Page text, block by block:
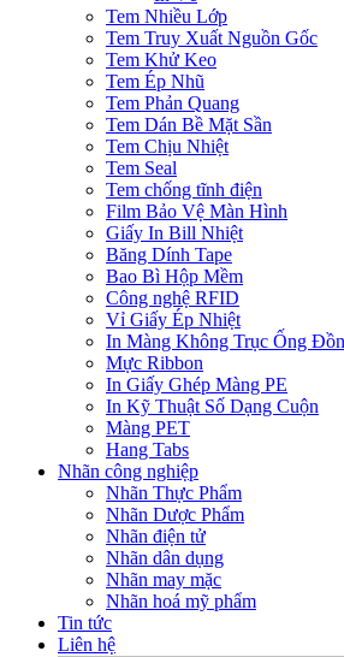
Tem Nhiều Lớp
Tem Truy Xuất Nguồn Gốc
Tem Khử Keo
Tem Ép Nhũ
Tem Phản Quang
Tem Dán Bề Mặt Sần
Tem Chịu Nhiệt
Tem Seal
Tem chống tĩnh điện
Film Bảo Vệ Màn Hình
Giấy In Bill Nhiệt
Băng Dính Tape
Bao Bì Hộp Mềm
Công nghệ RFID
Vỉ Giấy Ép Nhiệt
In Màng Không Trục Ống
Mực Ribbon
In Giấy Ghép Màng PE
In Kỹ Thuật Số Dạng Cuộn
Màng PET
Hang Tabs
Nhãn công nghiệp
Nhãn Thực Phẩm
Nhãn Dược Phẩm
Nhãn điện tử
Nhãn dân dụng
Nhãn may mặc
Nhãn hoá mỹ phẩm
Tin tức
Liên hệ